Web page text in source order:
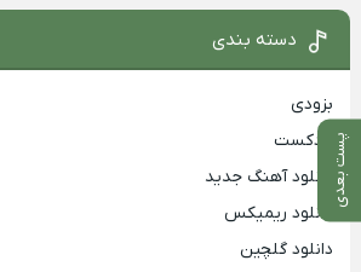
پست بعدی
دسته بندی
بزودی
پادکست
دانلود آهنگ جدید
دانلود ریمیکس
دانلود گلچین